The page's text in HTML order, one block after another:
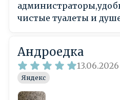
чистые туалеты и
Андроедка
13.06.2026
Яндекс